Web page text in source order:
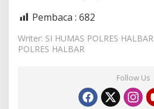
l
a
n
Pembaca : 682
Writer: SI HUMAS POLRES HALBAR
POLRES HALBAR
Follow Us